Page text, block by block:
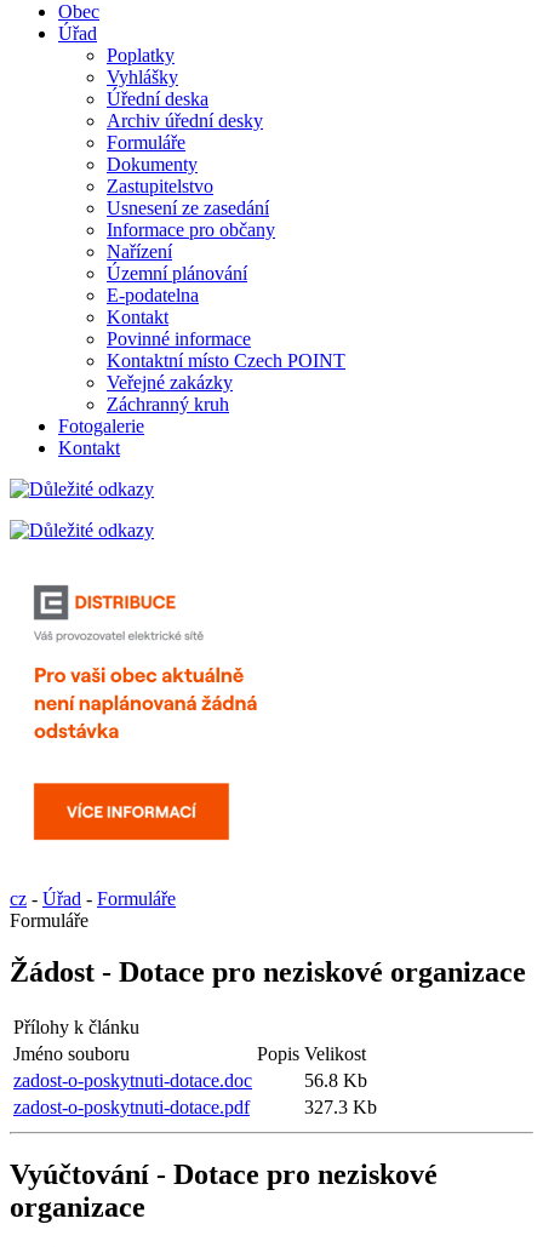
Obec
Úřad
Poplatky
Vyhlášky
Úřední deska
Archiv úřední desky
Formuláře
Dokumenty
Zastupitelstvo
Usnesení ze zasedání
Informace pro občany
Nařízení
Územní plánování
E-podatelna
Kontakt
Povinné informace
Kontaktní místo Czech POINT
Veřejné zakázky
Záchranný kruh
Fotogalerie
Kontakt
cz - Úřad - Formuláře
Formuláře
Žádost - Dotace pro neziskové organizace
Přílohy k článku
Jméno souboru
Popis Velikost
zadost-o-poskytnuti-dotace.doc
56.8 Kb
zadost-o-poskytnuti-dotace.pdf
327.3 Kb
Vyúčtování - Dotace pro neziskové
organizace